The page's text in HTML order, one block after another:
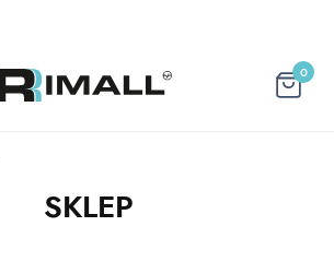
0
SKLEP